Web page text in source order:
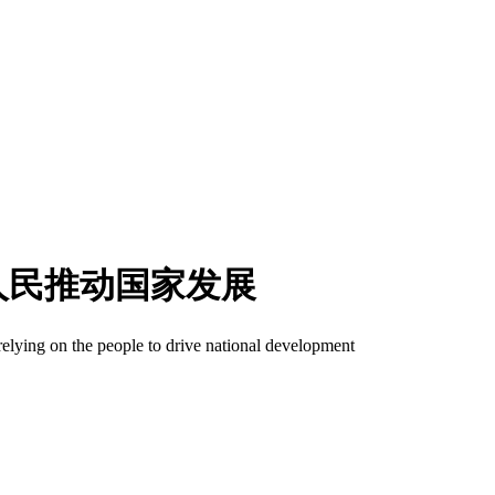
推动国家发展
on the people to drive national development